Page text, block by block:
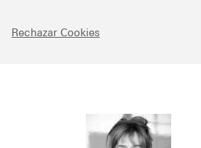
Rechazar Cookies
About